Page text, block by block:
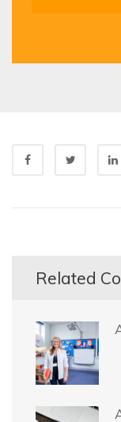
Related